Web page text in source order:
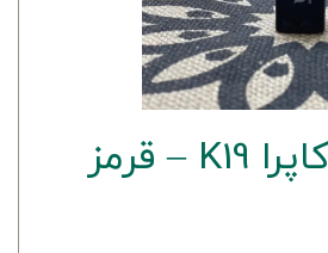
رژ لب جامد کاپرا K19 – قرمز